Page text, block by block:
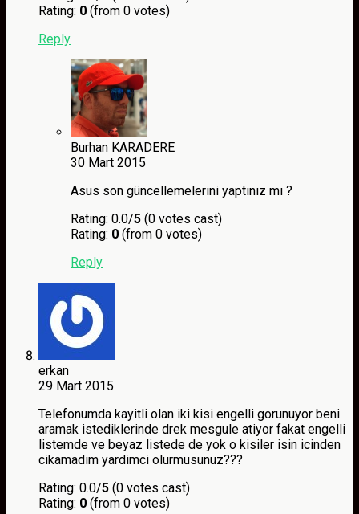
Rating: 0 (from 0 votes)
Reply
Burhan KARADERE
30 Mart 2015
Asus son güncellemelerini yaptınız mı ?
Rating: 0.0/5 (0 votes cast)
Rating: 0 (from 0 votes)
Reply
erkan
29 Mart 2015
Telefonumda kayitli olan iki kisi engelli gorunuyor beni
aramak istediklerinde drek mesgule atiyor fakat engelli
listemde ve beyaz listede de yok o kisiler isin icinden
cikamadim yardimci olurmusunuz???
Rating: 0.0/5 (0 votes cast)
Rating: 0 (from 0 votes)